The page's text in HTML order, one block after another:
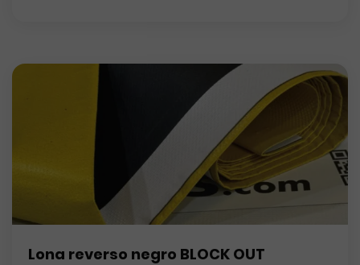
Lona reverso negro BLOCK OUT